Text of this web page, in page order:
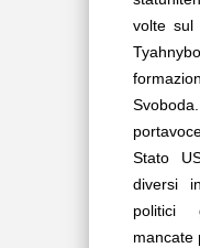
volte sul
Stato
diversi
politici
mancate